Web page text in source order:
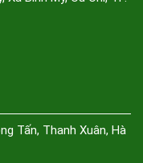
Tấn, Thanh Xuân, Hà